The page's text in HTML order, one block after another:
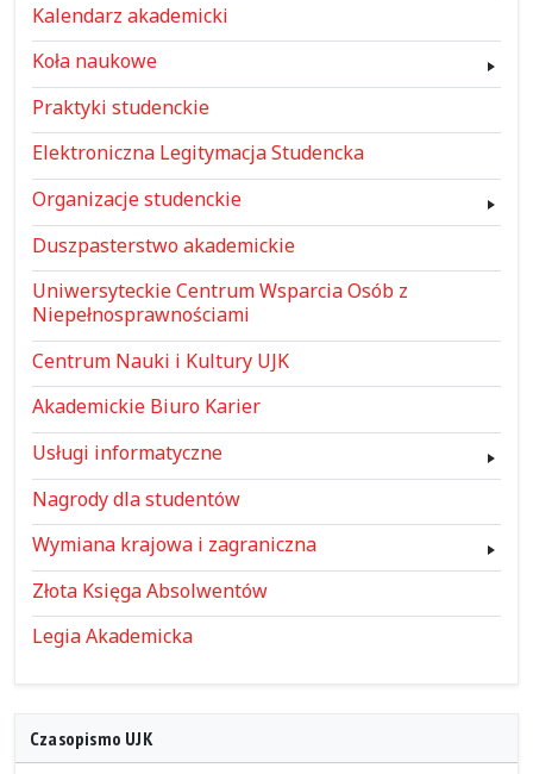
Kalendarz akademicki
Koła naukowe
Praktyki studenckie
Elektroniczna Legitymacja Studencka
Organizacje studenckie
Duszpasterstwo akademickie
Uniwersyteckie Centrum Wsparcia Osób z
Niepełnosprawnościami
Centrum Nauki i Kultury UJK
Akademickie Biuro Karier
Usługi informatyczne
Nagrody dla studentów
Wymiana krajowa i zagraniczna
Złota Księga Absolwentów
Legia Akademicka
Czasopismo UJK